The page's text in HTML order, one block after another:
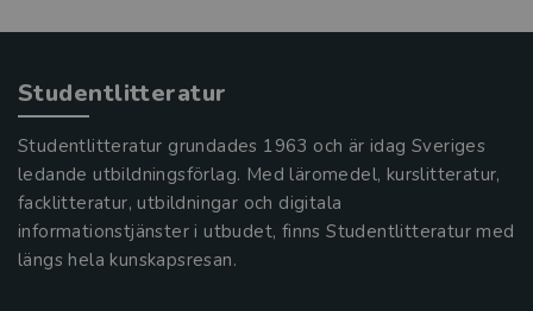
Studentlitteratur
Studentlitteratur grundades 1963 och är idag Sveriges
ledande utbildningsförlag. Med läromedel, kurslitteratur,
facklitteratur, utbildningar och digitala
informationstjänster i utbudet, finns Studentlitteratur med
längs hela kunskapsresan.